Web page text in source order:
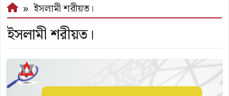
ইসলামী শরীয়ত।
ইসলামী শরীয়ত।